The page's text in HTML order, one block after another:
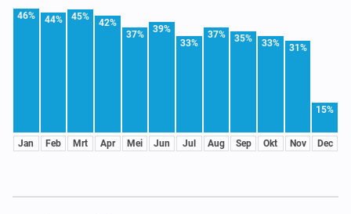
46%
Jan
44%
Feb
45%
Mrt
42%
Apr
37%
Mei
39%
Jun
33%
Jul
37%
Aug
35%
Sep
33%
Okt
31%
Nov
15%
Dec